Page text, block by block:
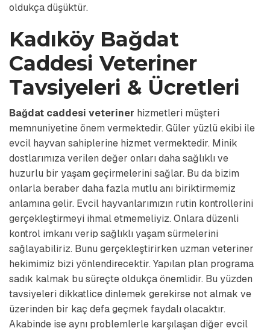
oldukça düşüktür.
Kadıköy Bağdat
Caddesi Veteriner
Tavsiyeleri & Ücretleri
Bağdat caddesi veteriner hizmetleri müşteri
memnuniyetine önem vermektedir. Güler yüzlü ekibi ile
evcil hayvan sahiplerine hizmet vermektedir. Minik
dostlarımıza verilen değer onları daha sağlıklı ve
huzurlu bir yaşam geçirmelerini sağlar. Bu da bizim
onlarla beraber daha fazla mutlu anı biriktirmemiz
anlamına gelir. Evcil hayvanlarımızın rutin kontrollerini
gerçekleştirmeyi ihmal etmemeliyiz. Onlara düzenli
kontrol imkanı verip sağlıklı yaşam sürmelerini
sağlayabiliriz. Bunu gerçekleştirirken uzman veteriner
hekimimiz bizi yönlendirecektir. Yapılan plan programa
sadık kalmak bu süreçte oldukça önemlidir. Bu yüzden
tavsiyeleri dikkatlice dinlemek gerekirse not almak ve
üzerinden bir kaç defa geçmek faydalı olacaktır.
Akabinde ise aynı problemlerle karşılaşan diğer evcil